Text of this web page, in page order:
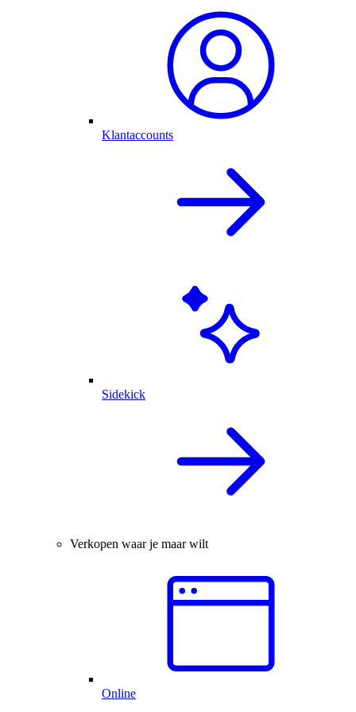
Klantaccounts
Sidekick
Verkopen waar je maar wilt
Online